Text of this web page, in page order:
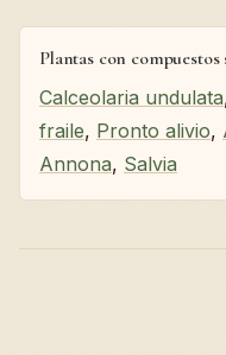
Plantas con
Calceolaria undulata
fraile, Pronto alivio,
Annona, Salvia